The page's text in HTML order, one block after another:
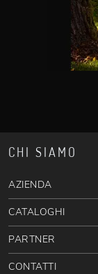
CHI SIAMO
AZIENDA
CATALOGHI
PARTNER
CONTATTI